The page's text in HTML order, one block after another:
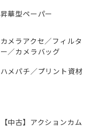
昇華型ペーパー
カメラアクセ／フィルタ
ー／カメラバッグ
ハメパチ／プリント資材
【中古】アクションカム